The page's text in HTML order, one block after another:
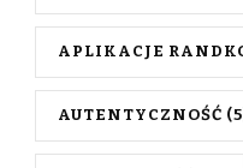
APLIKACJE
AUTENTYCZNOŚĆ